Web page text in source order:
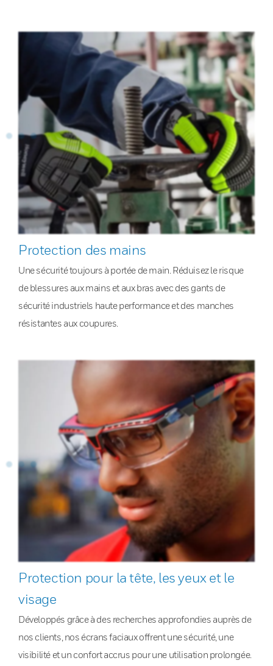
Protection des mains
Une sécurité toujours à portée de main. Réduisez le risque
de blessures aux mains et aux bras avec des gants de
sécurité industriels haute performance et des manches
résistantes aux coupures.
Protection pour la tête, les yeux et le
visage
Développés grâce à des recherches approfondies auprès de
nos clients, nos écrans faciaux offrent une sécurité, une
visibilité et un confort accrus pour une utilisation prolongée.